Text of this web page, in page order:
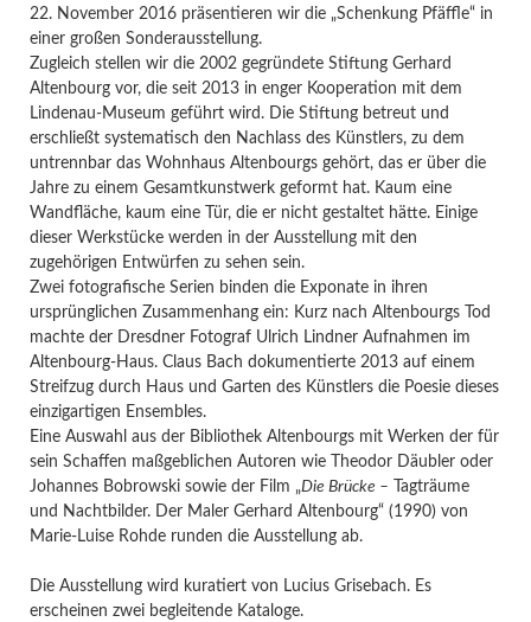
22. November 2016 präsentieren wir die „Schenkung Pfäffle“ in
einer großen Sonderausstellung.
Zugleich stellen wir die 2002 gegründete Stiftung Gerhard
Altenbourg vor, die seit 2013 in enger Kooperation mit dem
Lindenau-Museum geführt wird. Die Stiftung betreut und
erschließt systematisch den Nachlass des Künstlers, zu dem
untrennbar das Wohnhaus Altenbourgs gehört, das er über die
Jahre zu einem Gesamtkunstwerk geformt hat. Kaum eine
Wandfläche, kaum eine Tür, die er nicht gestaltet hätte. Einige
dieser Werkstücke werden in der Ausstellung mit den
zugehörigen Entwürfen zu sehen sein.
Zwei fotografische Serien binden die Exponate in ihren
ursprünglichen Zusammenhang ein: Kurz nach Altenbourgs Tod
machte der Dresdner Fotograf Ulrich Lindner Aufnahmen im
Altenbourg-Haus. Claus Bach dokumentierte 2013 auf einem
Streifzug durch Haus und Garten des Künstlers die Poesie dieses
einzigartigen Ensembles.
Eine Auswahl aus der Bibliothek Altenbourgs mit Werken der für
sein Schaffen maßgeblichen Autoren wie Theodor Däubler oder
Johannes Bobrowski sowie der Film „Die Brücke – Tagträume
und Nachtbilder. Der Maler Gerhard Altenbourg“ (1990) von
Marie-Luise Rohde runden die Ausstellung ab.
Die Ausstellung wird kuratiert von Lucius Grisebach. Es
erscheinen zwei begleitende Kataloge.